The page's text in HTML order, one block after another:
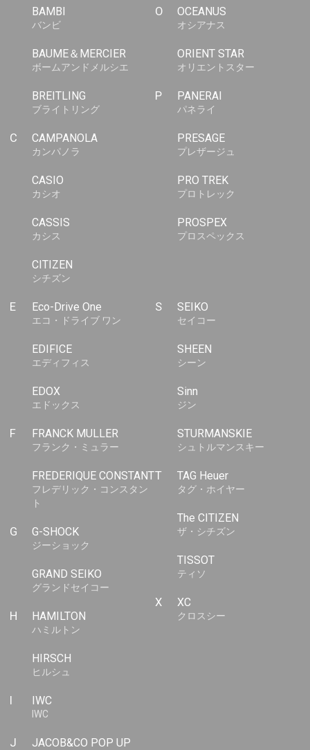
BAMBI
バンビ
BAUME＆MERCIER
ボームアンドメルシエ
BREITLING
ブライトリング
C CAMPANOLA
カンパノラ
CASIO
カシオ
CASSIS
カシス
CITIZEN
シチズン
E Eco-Drive One
エコ・ドライブ ワン
EDIFICE
エディフィス
EDOX
エドックス
F FRANCK MULLER
フランク・ミュラー
FREDERIQUE CONSTANT
フレデリック・コンスタン
ト
G G-SHOCK
ジーショック
GRAND SEIKO
グランドセイコー
H HAMILTON
ハミルトン
HIRSCH
ヒルシュ
I IWC
IWC
J
JACOB&CO POP UP
O OCEANUS
オシアナス
ORIENT STAR
オリエントスター
P PANERAI
パネライ
PRESAGE
プレザージュ
PRO TREK
プロトレック
PROSPEX
プロスペックス
S SEIKO
セイコー
SHEEN
シーン
Sinn
ジン
STURMANSKIE
シュトルマンスキー
T TAG Heuer
タグ・ホイヤー
The CITIZEN
ザ・シチズン
TISSOT
ティソ
X XC
クロスシー